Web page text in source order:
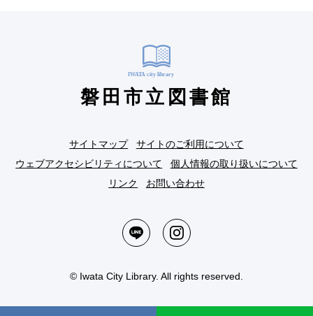
磐田市立図書館
サイトマップ
サイトのご利用について
ウェブアクセシビリティについて
個人情報の取り扱いについて
リンク
お問い合わせ
© Iwata City Library. All rights reserved.